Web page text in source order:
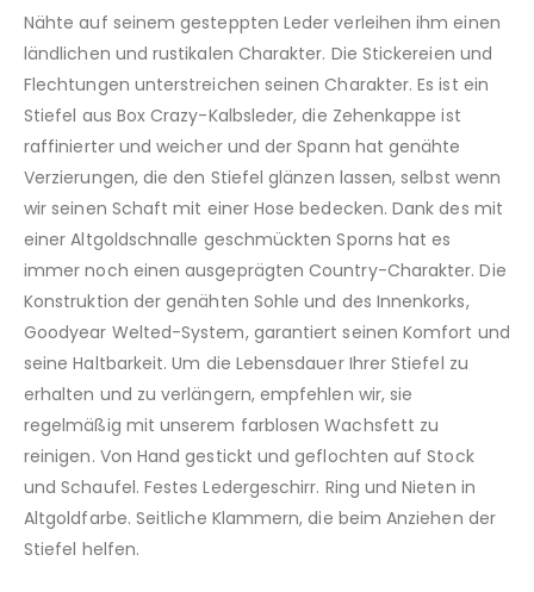
Nähte auf seinem gesteppten Leder verleihen ihm einen
ländlichen und rustikalen Charakter. Die Stickereien und
Flechtungen unterstreichen seinen Charakter. Es ist ein
Stiefel aus Box Crazy-Kalbsleder, die Zehenkappe ist
raffinierter und weicher und der Spann hat genähte
Verzierungen, die den Stiefel glänzen lassen, selbst wenn
wir seinen Schaft mit einer Hose bedecken. Dank des mit
einer Altgoldschnalle geschmückten Sporns hat es
immer noch einen ausgeprägten Country-Charakter. Die
Konstruktion der genähten Sohle und des Innenkorks,
Goodyear Welted-System, garantiert seinen Komfort und
seine Haltbarkeit. Um die Lebensdauer Ihrer Stiefel zu
erhalten und zu verlängern, empfehlen wir, sie
regelmäßig mit unserem farblosen Wachsfett zu
reinigen. Von Hand gestickt und geflochten auf Stock
und Schaufel. Festes Ledergeschirr. Ring und Nieten in
Altgoldfarbe. Seitliche Klammern, die beim Anziehen der
Stiefel helfen.